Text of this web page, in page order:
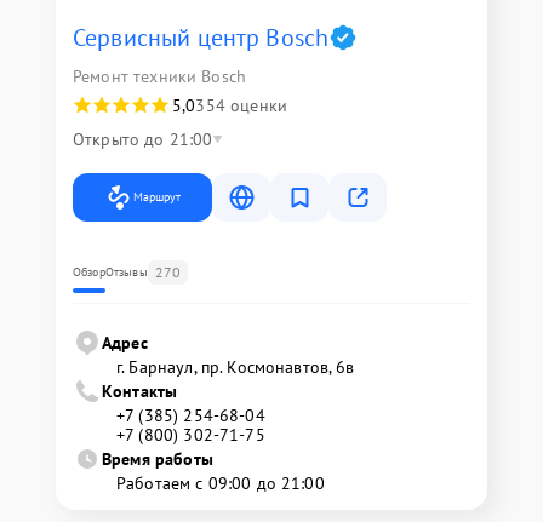
Сервисный центр Bosch
Ремонт техники Bosch
5,0354 оценки
Открыто до 21:00
Маршрут
ОбзорОтзывы 270
Адрес
г. Барнаул, ​пр. Космонавтов, 6в
Контакты
+7 (385) 254-68-04
+7 (800) 302-71-75
Время работы
Работаем с 09:00 до 21:00